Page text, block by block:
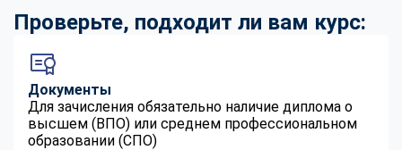
Проверьте, подходит ли вам курс:
Документы
Для зачисления обязательно наличие диплома о
высшем (ВПО) или среднем профессиональном
образовании (СПО)